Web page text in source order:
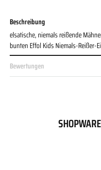
Beschreibung
elsatische, niemals reißende
bunten Effol Kids Niemals-
Bewertungen